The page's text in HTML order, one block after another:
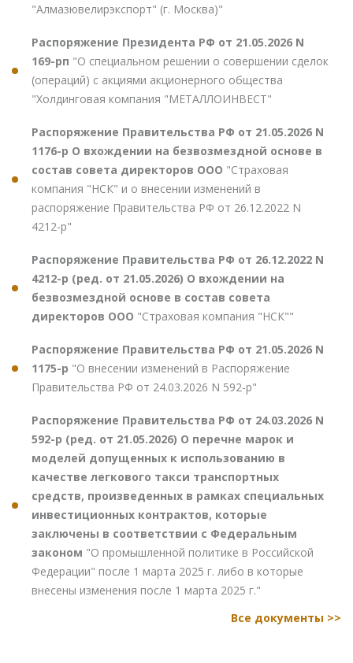
"Алмазювелирэкспорт" (г. Москва)"
Распоряжение Президента РФ от 21.05.2026 N
169-рп "О специальном решении о совершении сделок
(операций) с акциями акционерного общества
"Холдинговая компания "МЕТАЛЛОИНВЕСТ"
Распоряжение Правительства РФ от 21.05.2026 N
1176-р О вхождении на безвозмездной основе в
состав совета директоров ООО "Страховая
компания "НСК" и о внесении изменений в
распоряжение Правительства РФ от 26.12.2022 N
4212-р"
Распоряжение Правительства РФ от 26.12.2022 N
4212-р (ред. от 21.05.2026) О вхождении на
безвозмездной основе в состав совета
директоров ООО "Страховая компания "НСК""
Распоряжение Правительства РФ от 21.05.2026 N
1175-р "О внесении изменений в Распоряжение
Правительства РФ от 24.03.2026 N 592-р"
Распоряжение Правительства РФ от 24.03.2026 N
592-р (ред. от 21.05.2026) О перечне марок и
моделей допущенных к использованию в
качестве легкового такси транспортных
средств, произведенных в рамках специальных
инвестиционных контрактов, которые
заключены в соответствии с Федеральным
законом "О промышленной политике в Российской
Федерации" после 1 марта 2025 г. либо в которые
внесены изменения после 1 марта 2025 г."
Все документы >>